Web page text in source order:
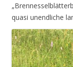
quasi unendliche